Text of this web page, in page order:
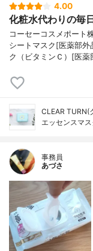
4.00
化粧水代わりの毎
コーセーコスメポート
シートマスク[医薬部
ク（ビタミンＣ）[医
CLEAR TURN(
エッセンスマ
事務員
あづさ